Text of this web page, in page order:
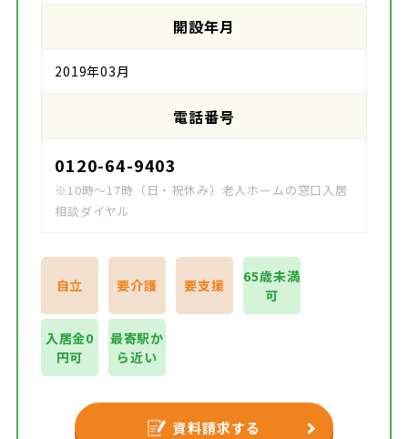
開設年月
2019年03月
電話番号
0120-64-9403
※10時～17時（日・祝休み）老人ホームの窓口入居
相談ダイヤル
自立 要介護 要支援
65歳未満
可
入居金0
円可
最寄駅か
ら近い
資料請求する